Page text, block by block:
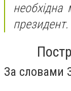
президент.
За словами